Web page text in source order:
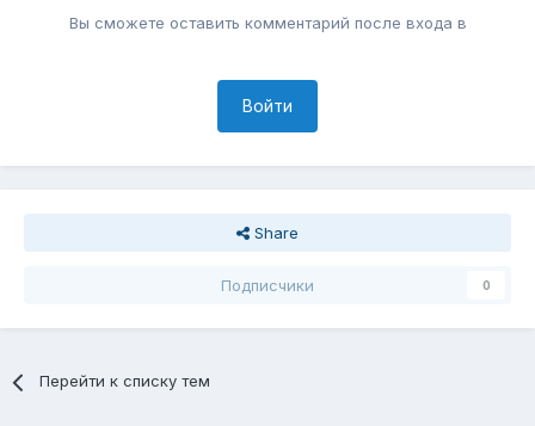
Вы сможете оставить комментарий после входа в
Войти
Share
Подписчики 0
Перейти к списку тем